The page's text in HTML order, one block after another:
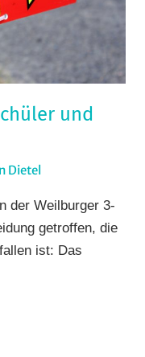
und
Dietel
Rundstrecke,
Strasse
der Weilburger 3-
getroffen, die
ist: Das